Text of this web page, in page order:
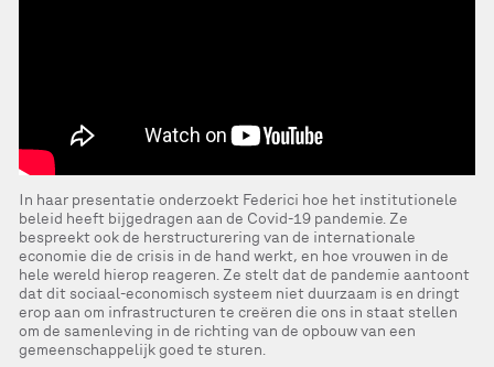
In haar presentatie onderzoekt Federici hoe het institutionele
beleid heeft bijgedragen aan de Covid-19 pandemie. Ze
bespreekt ook de herstructurering van de internationale
economie die de crisis in de hand werkt, en hoe vrouwen in de
hele wereld hierop reageren. Ze stelt dat de pandemie aantoont
dat dit sociaal-economisch systeem niet duurzaam is en dringt
erop aan om infrastructuren te creëren die ons in staat stellen
om de samenleving in de richting van de opbouw van een
gemeenschappelijk goed te sturen.